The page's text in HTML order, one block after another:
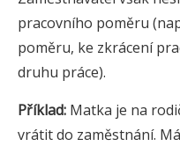
pracovního poměru
poměru, ke zkrácení
druhu práce).
Příklad: Matka je na
vrátit do zaměstnání.